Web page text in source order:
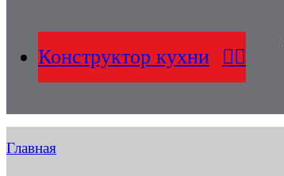
Конструктор кухни
Главная